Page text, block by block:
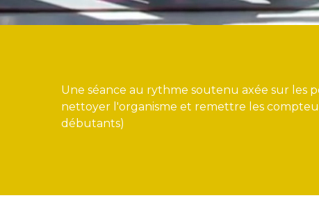
Une séance au rythme soutenu axée sur les
nettoyer l'organisme et remettre les
débutants)